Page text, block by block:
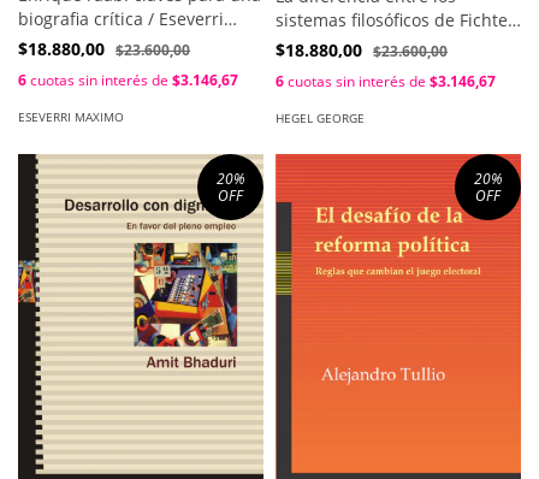
biografia crítica / Eseverri
Maximo
$18.880,00 $23.600,00
6cuotas sin interés de $3.146,67
ESEVERRI MAXIMO
sistemas filosóficos de Fichte y
de Schelling / Georg Wilhelm
$18.880,00 $23.600,00
6cuotas sin interés de $3.146,67
HEGEL GEORGE
20%
OFF
20%
OFF